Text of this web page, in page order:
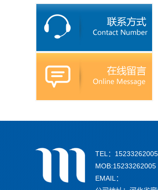
TEL：15233262005
MOB:15233262005
EMAIL：